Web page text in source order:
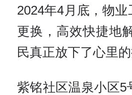
2024年4月底，物
更换，高效快捷地
民真正放下了心里的
紫铭社区温泉小区5